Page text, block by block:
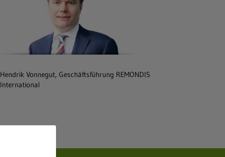
Hendrik Vonnegut, Geschäftsführung REMONDIS
International